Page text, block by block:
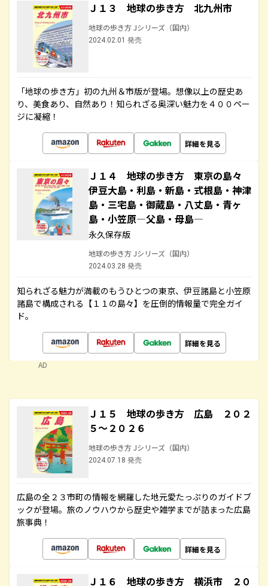
Ｊ１３ 地球の歩き方 北九州市
地球の歩き方 Jシリーズ（国内）
2024.02.01 発売
「地球の歩き方」初の九州＆市版が登場。想像以上の歴史あ
り、美食あり、自然あり！知られざる奥深い魅力を４００ペー
ジに凝縮！
詳細を見る
Ｊ１４ 地球の歩き方 東京の島々
伊豆大島・利島・新島・式根島・神津
島・三宅島・御蔵島・八丈島・青ヶ
島・小笠原―父島・母島―
永久保存版
地球の歩き方 Jシリーズ（国内）
2024.03.28 発売
知られざる魅力が満載のもうひとつの東京、伊豆諸島と小笠原
諸島で構成される【１１の島々】を圧倒的情報量で完全ガイ
ド。
詳細を見る
AD
Ｊ１５ 地球の歩き方 広島 ２０２
５～２０２６
地球の歩き方 Jシリーズ（国内）
2024.07.18 発売
広島の全２３市町の情報を網羅した地元愛たっぷりのガイドブ
ックが登場。旅のノウハウから歴史や雑学までが詰まった広島
旅事典！
詳細を見る
Ｊ１６ 地球の歩き方 横浜市 ２０